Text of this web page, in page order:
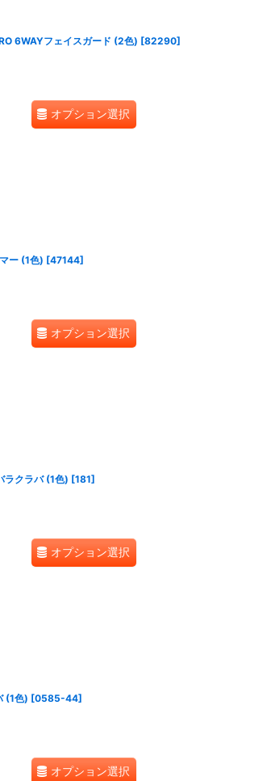
6WAYフェイスガード (2色) [82290]
オプション選択
ー (1色) [47144]
オプション選択
ラクラバ (1色) [181]
オプション選択
(1色) [0585-44]
オプション選択